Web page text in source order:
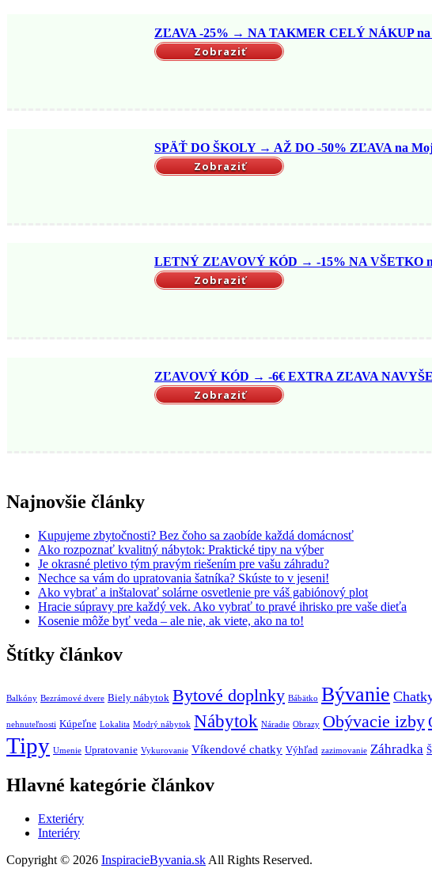
ZĽAVA -25% → NA TAKMER CELÝ NÁKUP
Zobraziť
SPÄŤ DO ŠKOLY → AŽ DO -50% ZĽAVA na
Zobraziť
LETNÝ ZĽAVOVÝ KÓD → -15% NA VŠETKO
Zobraziť
ZĽAVOVÝ KÓD → -6€ EXTRA ZĽAVA
Zobraziť
Najnovšie články
Kupujeme zbytočnosti? Bez čoho sa zaobíde každá domácnosť
Ako rozpoznať kvalitný nábytok: Praktické tipy na výber
Je okrasné pletivo tým pravým riešením pre vašu záhradu?
Nechce sa vám do upratovania šatníka? Skúste to v jeseni!
Ako vybrať a inštalovať solárne osvetlenie pre váš gabiónový plot
Hracie súpravy pre každý vek. Ako vybrať to pravé ihrisko pre vaše dieťa
Kosenie môže byť veda – ale nie, ak viete, ako na to!
Štítky článkov
Balkóny Bezrámové dvere Biely nábytok Bytové doplnky Bábätko Bývanie
nehnuteľnosti Kúpeľne Lokalita Modrý nábytok Nábytok Náradie Obrazy Obývacie izby
Tipy Umenie Upratovanie Vykurovanie Víkendové chatky Výhľad zazimovanie Záhradka
Hlavné kategórie článkov
Exteriéry
Interiéry
Copyright © 2026 InspiracieByvania.sk All Rights Reserved.